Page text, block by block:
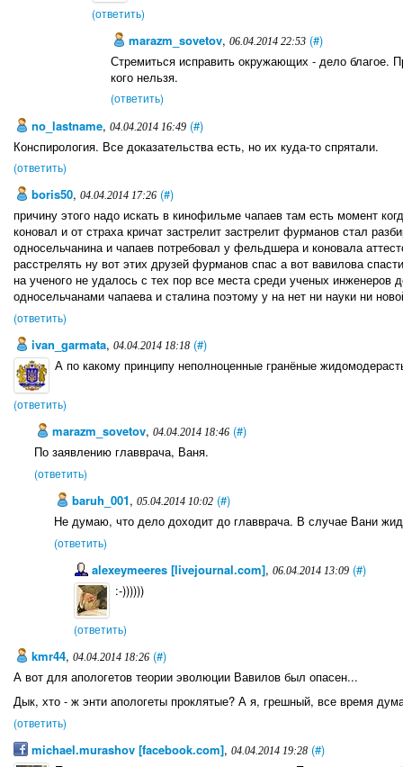
(ответить)
marazm_sovetov, 06.04.2014 22:53 (#)
Стремиться исправить окружающих - дело благое.
кого нельзя.
(ответить)
no_lastname, 04.04.2014 16:49 (#)
Конспирология. Все доказательства есть, но их куда-то спрятали.
(ответить)
boris50, 04.04.2014 17:26 (#)
причину этого надо искать в кинофильме чапаев там есть момент
коновал и от страха кричат застрелит застрелит фурманов стал
односельчанина и чапаев потребовал у фельдшера и коновала
расстрелять ну вот этих друзей фурманов спас а вот вавилова
на ученого не удалось с тех пор все места среди ученых инженеров
односельчанами чапаева и сталина поэтому у на нет ни науки ни
(ответить)
ivan_garmata, 04.04.2014 18:18 (#)
А по какому принципу неполноценные гранёные
(ответить)
marazm_sovetov, 04.04.2014 18:46 (#)
По заявлению главврача, Ваня.
(ответить)
baruh_001,05.04.2014 10:02 (#)
Не думаю, что дело доходит до главврача. В случае Вани
(ответить)
alexeymeeres [livejournal.com], 06.04.2014 13:09 (#)
:-))))))
(ответить)
kmr44, 04.04.2014 18:26 (#)
А вот для апологетов теории эволюции Вавилов был опасен...
Дык, хто - ж энти апологеты проклятые? А я, грешный, все время
(ответить)
michael.murashov [facebook.com], 04.04.2014 19:28 (#)